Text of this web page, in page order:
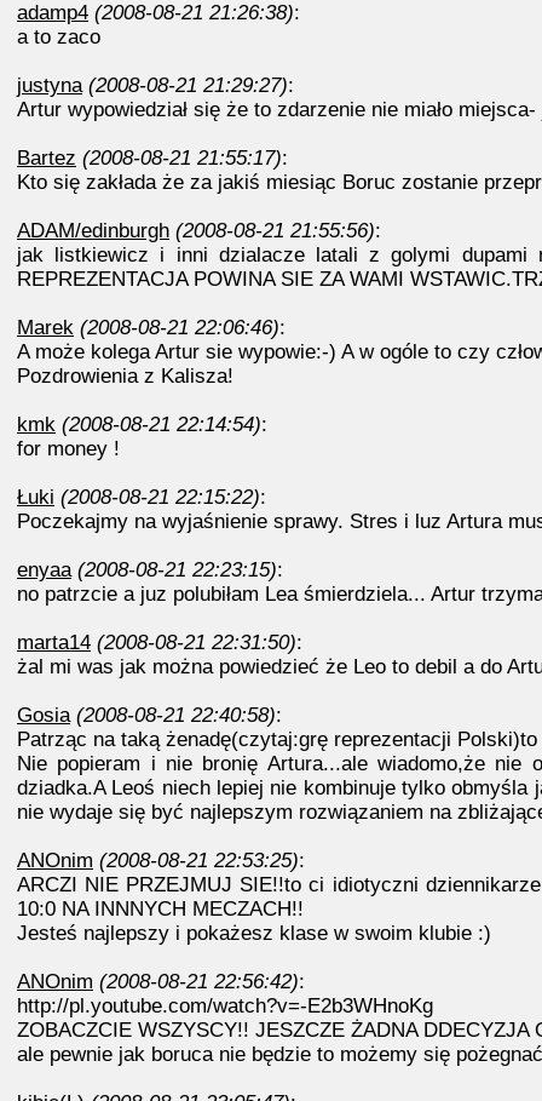
adamp4 (2008-08-21 21:26:38):
a to zaco
justyna (2008-08-21 21:29:27):
Artur wypowiedział się że to zdarzenie nie miało
Bartez (2008-08-21 21:55:17):
Kto się zakłada że za jakiś miesiąc Boruc zostanie
ADAM/edinburgh (2008-08-21 21:55:56):
jak listkiewicz i inni dzialacze latali z golymi dupami
REPREZENTACJA POWINA SIE ZA WAMI
Marek (2008-08-21 22:06:46):
A może kolega Artur sie wypowie:-) A w ogóle to czy
Pozdrowienia z Kalisza!
kmk (2008-08-21 22:14:54):
for money !
Łuki (2008-08-21 22:15:22):
Poczekajmy na wyjaśnienie sprawy. Stres i luz Artura
enyaa (2008-08-21 22:23:15):
no patrzcie a juz polubiłam Lea śmierdziela... Artur
marta14 (2008-08-21 22:31:50):
żal mi was jak można powiedzieć że Leo to debil a do
Gosia (2008-08-21 22:40:58):
Patrząc na taką żenadę(czytaj:grę reprezentacji
Nie popieram i nie bronię Artura...ale wiadomo,że
dziadka.A Leoś niech lepiej nie kombinuje tylko obmyśla
nie wydaje się być najlepszym rozwiązaniem na
ANOnim (2008-08-21 22:53:25):
ARCZI NIE PRZEJMUJ SIE!!to ci idiotyczni
10:0 NA INNNYCH MECZACH!!
Jesteś najlepszy i pokażesz klase w swoim klubie :)
ANOnim (2008-08-21 22:56:42):
http://pl.youtube.com/watch?v=-E2b3WHnoKg
ZOBACZCIE WSZYSCY!! JESZCZE ŻADNA
ale pewnie jak boruca nie będzie to możemy się